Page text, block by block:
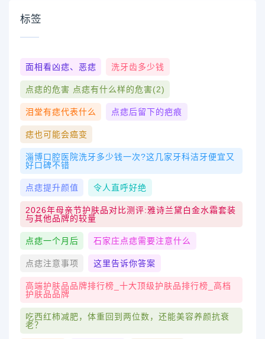
标签
面相看凶痣、恶痣 洗牙齿多少钱
点痣的危害 点痣有什么样的危害(2)
泪堂有痣代表什么 点痣后留下的疤痕
痣也可能会癌变
淄博口腔医院洗牙多少钱一次?这几家牙科洁牙便宜又
好口碑不错
点痣提升颜值 令人直呼好绝
2026年母亲节护肤品对比测评:雅诗兰黛白金水霜套装
与其他品牌的较量
点痣一个月后 石家庄点痣需要注意什么
点痣注意事项 这里告诉你答案
高端护肤品品牌排行榜_十大顶级护肤品排行榜_高档
护肤品品牌
吃西红柿减肥，体重回到两位数，还能美容养颜抗衰
老？